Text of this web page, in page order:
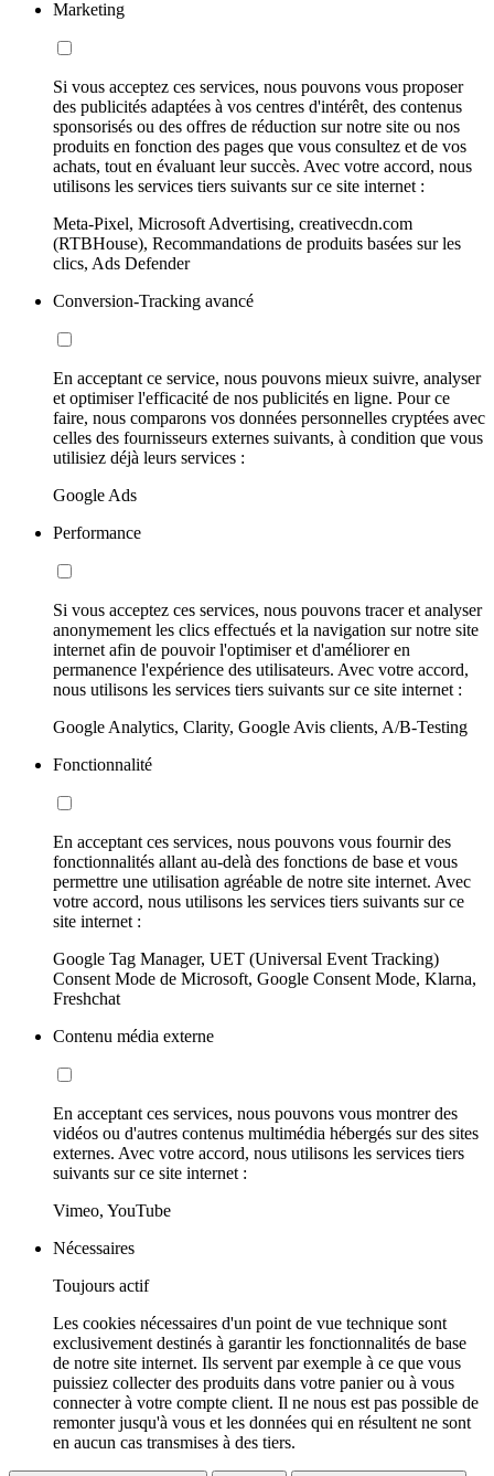
Marketing
Si vous acceptez ces services, nous pouvons vous proposer
des publicités adaptées à vos centres d'intérêt, des contenus
sponsorisés ou des offres de réduction sur notre site ou nos
produits en fonction des pages que vous consultez et de vos
achats, tout en évaluant leur succès. Avec votre accord, nous
utilisons les services tiers suivants sur ce site internet :
Meta-Pixel, Microsoft Advertising, creativecdn.com
(RTBHouse), Recommandations de produits basées sur les
clics, Ads Defender
Conversion-Tracking avancé
En acceptant ce service, nous pouvons mieux suivre, analyser
et optimiser l'efficacité de nos publicités en ligne. Pour ce
faire, nous comparons vos données personnelles cryptées avec
celles des fournisseurs externes suivants, à condition que vous
utilisiez déjà leurs services :
Google Ads
Performance
Si vous acceptez ces services, nous pouvons tracer et analyser
anonymement les clics effectués et la navigation sur notre site
internet afin de pouvoir l'optimiser et d'améliorer en
permanence l'expérience des utilisateurs. Avec votre accord,
nous utilisons les services tiers suivants sur ce site internet :
Google Analytics, Clarity, Google Avis clients, A/B-Testing
Fonctionnalité
En acceptant ces services, nous pouvons vous fournir des
fonctionnalités allant au-delà des fonctions de base et vous
permettre une utilisation agréable de notre site internet. Avec
votre accord, nous utilisons les services tiers suivants sur ce
site internet :
Google Tag Manager, UET (Universal Event Tracking)
Consent Mode de Microsoft, Google Consent Mode, Klarna,
Freshchat
Contenu média externe
En acceptant ces services, nous pouvons vous montrer des
vidéos ou d'autres contenus multimédia hébergés sur des sites
externes. Avec votre accord, nous utilisons les services tiers
suivants sur ce site internet :
Vimeo, YouTube
Nécessaires
Toujours actif
Les cookies nécessaires d'un point de vue technique sont
exclusivement destinés à garantir les fonctionnalités de base
de notre site internet. Ils servent par exemple à ce que vous
puissiez collecter des produits dans votre panier ou à vous
connecter à votre compte client. Il ne nous est pas possible de
remonter jusqu'à vous et les données qui en résultent ne sont
en aucun cas transmises à des tiers.